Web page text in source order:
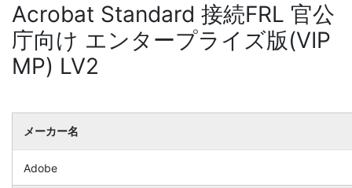
Acrobat Standard 接続FRL 官公
庁向け エンタープライズ版(VIP
MP) LV2
メーカー名
Adobe